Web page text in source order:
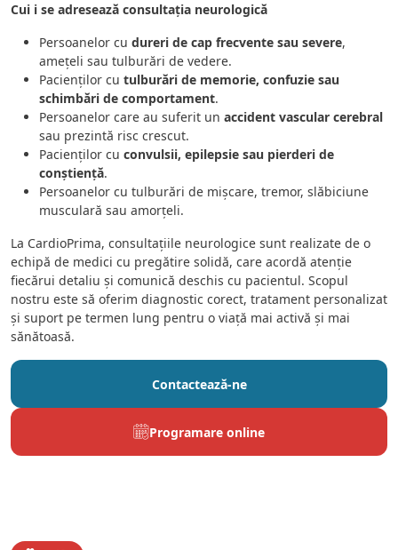
Cui i se adresează consultația neurologică
Persoanelor cu dureri de cap frecvente sau severe,
amețeli sau tulburări de vedere.
Pacienților cu tulburări de memorie, confuzie sau
schimbări de comportament.
Persoanelor care au suferit un accident vascular cerebral
sau prezintă risc crescut.
Pacienților cu convulsii, epilepsie sau pierderi de
conștiență.
Persoanelor cu tulburări de mișcare, tremor, slăbiciune
musculară sau amorțeli.
La CardioPrima, consultațiile neurologice sunt realizate de o
echipă de medici cu pregătire solidă, care acordă atenție
fiecărui detaliu și comunică deschis cu pacientul. Scopul
nostru este să oferim diagnostic corect, tratament personalizat
și suport pe termen lung pentru o viață mai activă și mai
sănătoasă.
Contactează-ne
Programare online